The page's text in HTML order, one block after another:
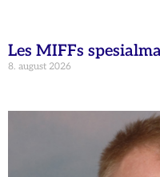
Les MIFFs
8. august 2026